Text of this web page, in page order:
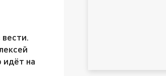
идёт на